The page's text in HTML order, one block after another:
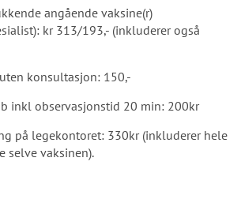
angående vaksine(r)
kr 313/193,- (inkluderer også
konsultasjon: 150,-
inkl observasjonstid 20 min: 200kr
på legekontoret: 330kr (inkluderer hele
selve vaksinen).